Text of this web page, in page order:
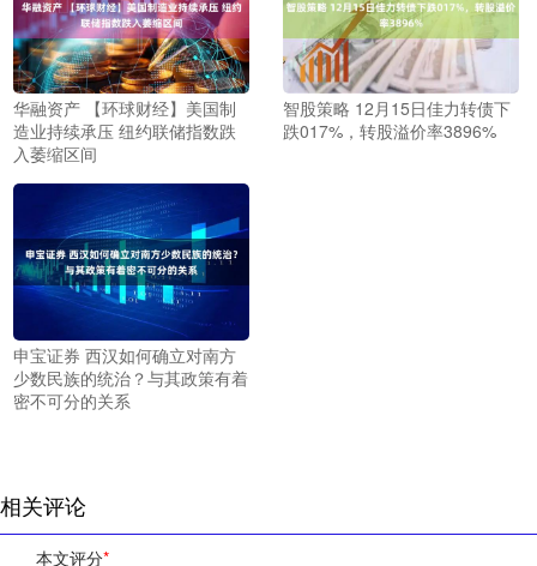
华融资产 【环球财经】美国制
造业持续承压 纽约联储指数跌
入萎缩区间
智股策略 12月15日佳力转债下
跌017%，转股溢价率3896%
申宝证券 西汉如何确立对南方
少数民族的统治？与其政策有着
密不可分的关系
相关评论
本文评分*